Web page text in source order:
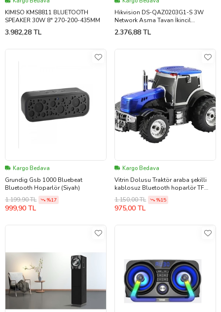
KIMISO KMS8811 BLUETOOTH
SPEAKER 30W 8" 270-200-435MM
3.982,28 TL
Hikvision DS-QAZ0203G1-S 3W
Network Asma Tavan İkincil
Hoparlörü
2.376,88 TL
Kargo Bedava
Grundig Gsb 1000 Bluebeat
Bluetooth Hoparlör (Siyah)
1.199,90 TL
%17
999,90 TL
Kargo Bedava
Vitrin Dolusu Traktör araba şekilli
kablosuz Bluetooth hoparlör TF
USB FM AUX ile TWS özçekim LED
ışık tip C şarj
1.150,00 TL %15
975,00 TL